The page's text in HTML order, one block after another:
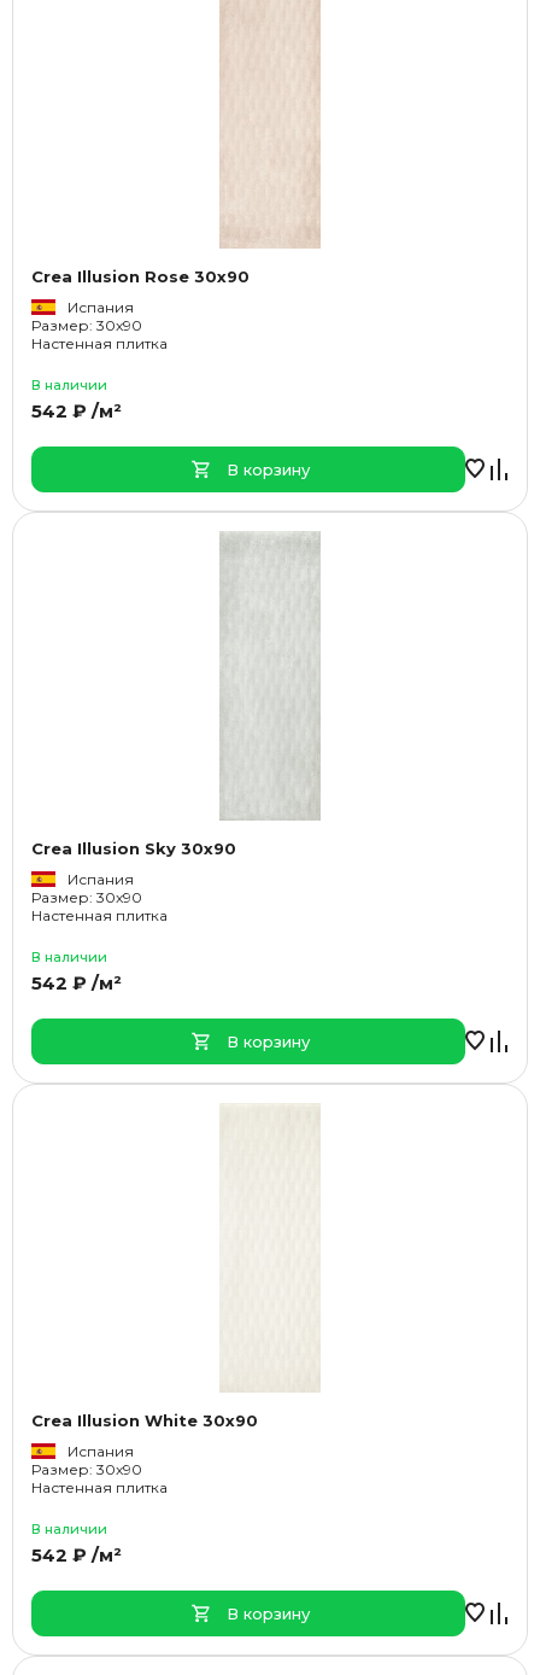
Crea Illusion Rose 30x90
Испания
Размер: 30x90
Настенная плитка
В наличии
542 ₽ /м²
В корзину
Crea Illusion Sky 30x90
Испания
Размер: 30x90
Настенная плитка
В наличии
542 ₽ /м²
В корзину
Crea Illusion White 30x90
Испания
Размер: 30x90
Настенная плитка
В наличии
542 ₽ /м²
В корзину